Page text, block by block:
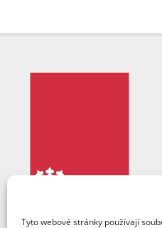
Tyto webové stránky používají